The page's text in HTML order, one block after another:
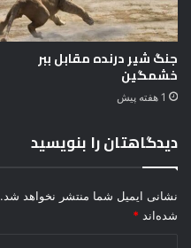
دا
ل
ی
جنگ شیر درنده مقابل ببر
خشمگین
1 هفته پیش
دیدگاهتان را بنویسید
نشانی ایمیل شما منتشر نخواهد شد.
شده‌اند *